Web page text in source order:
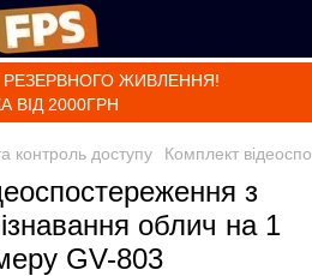
ЖИВЛЕННЯ!
ВІД 2000ГРН
контроль доступу Комплект
з
облич на 1
GV-803